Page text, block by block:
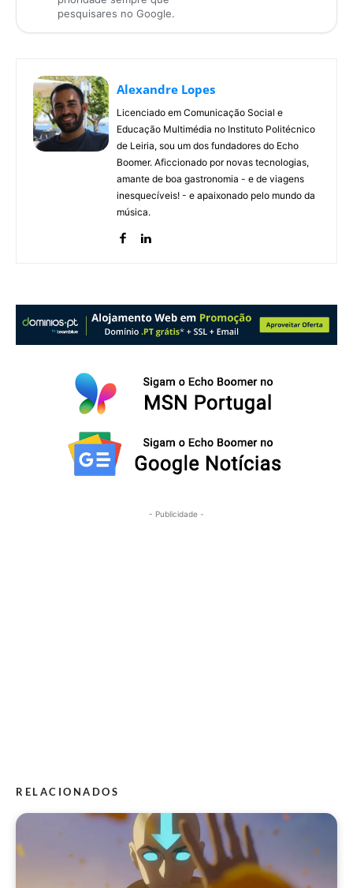
pesquisares no Google.
Alexandre Lopes
Licenciado em Comunicação Social e
Educação Multimédia no Instituto Politécnico
de Leiria, sou um dos fundadores do Echo
Boomer. Aficcionado por novas tecnologias,
amante de boa gastronomia - e de viagens
inesquecíveis! - e apaixonado pelo mundo da
música.
- Publicidade -
RELACIONADOS